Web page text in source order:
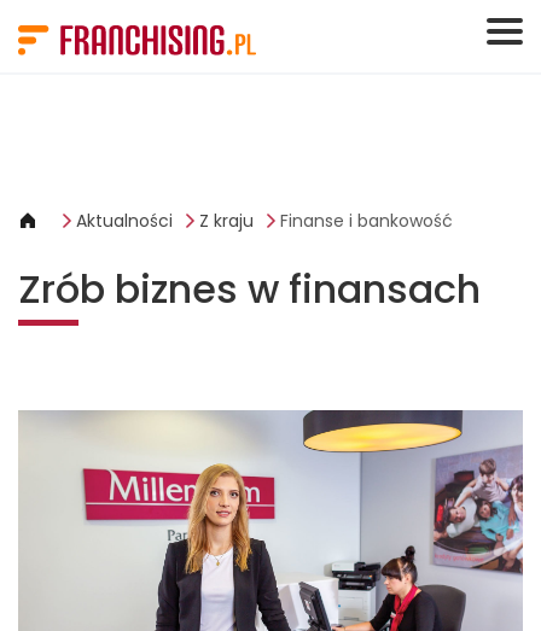
Aktualności Z kraju Finanse i bankowość
Zrób biznes w finansach